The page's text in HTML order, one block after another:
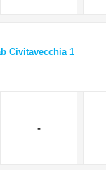
Civitavecchia 1
-